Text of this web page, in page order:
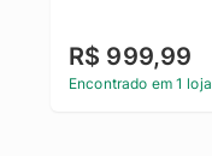
R$ 999,99
Encontrado em 1 loja